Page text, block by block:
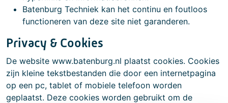
Batenburg Techniek kan het continu en foutloos
functioneren van deze site niet garanderen.
Privacy & Cookies
De website www.batenburg.nl plaatst cookies. Cookies
zijn kleine tekstbestanden die door een internetpagina
op een pc, tablet of mobiele telefoon worden
geplaatst. Deze cookies worden gebruikt om de